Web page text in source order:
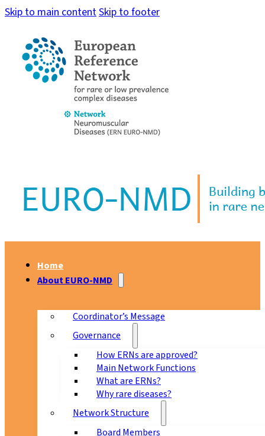
Skip to main contentSkip to footer
Home
About EURO-NMD
Coordinator’s Message
Governance
How ERNs are approved?
Main Network Functions
What are ERNs?
Why rare diseases?
Network Structure
Board Members